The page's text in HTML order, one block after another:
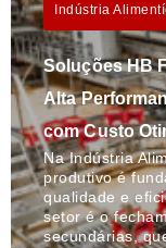
Indústria
Soluções HB
Alta
com Custo
Na Indústria
produtivo é
qualidade e
setor é o
secundárias,